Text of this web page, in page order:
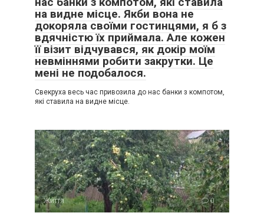
на видне місце. Якби вона не
докоряла своїми гостинцями, я б з
вдячністю їх приймала. Але кожен
її візит відчувався, як докір моїм
невміннями робити закрутки. Це
мені не подобалося.
Свекруха весь час привозила до нас банки з компотом,
які ставила на видне місце.
Життя 0